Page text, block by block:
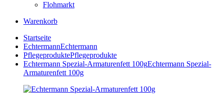
Flohmarkt
Warenkorb
Startseite
EchtermannEchtermann
PflegeproduktePflegeprodukte
Echtermann Spezial-Armaturenfett 100gEchtermann Spezial-
Armaturenfett 100g